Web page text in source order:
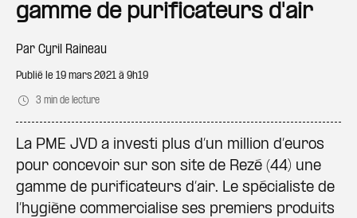
gamme de purificateurs d'air
Par Cyril Raineau
Publié le 19 mars 2021 à 9h19
3 min de lecture
La PME JVD a investi plus d’un million d’euros
pour concevoir sur son site de Rezé (44) une
gamme de purificateurs d’air. Le spécialiste de
l’hygiène commercialise ses premiers produits